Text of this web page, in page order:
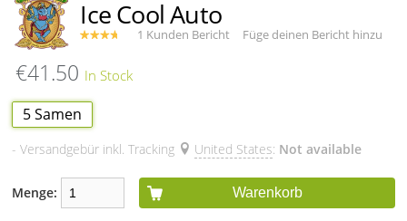
Ice Cool Auto
1 Kunden Bericht Füge deinen Bericht hinzu
€41.50
5 Samen
- Versandgebür inkl. Tracking United States: Not available
Menge: Warenkorb